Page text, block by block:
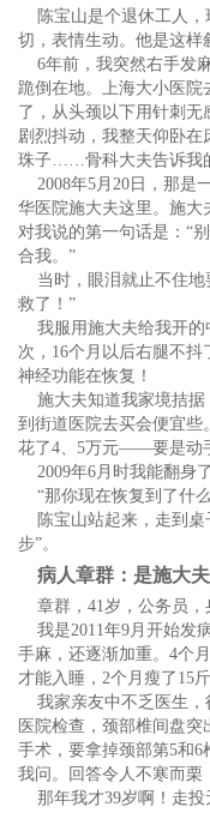
陈宝山是个退休工人，
切，表情生动。他是这样
6年前，我突然右手发
跪倒在地。上海大小医院
了，从头颈以下用针刺
剧烈抖动，我整天仰卧在
珠子……骨科大夫告诉我
2008年5月20日，那是
华医院施大夫这里。施大
对我说的第一句话是：“
合我。”
当时，眼泪就止不住地
救了！”
我服用施大夫给我开的
次，16个月以后右腿不
神经功能在恢复！
施大夫知道我家境拮据
到街道医院去买会便宜些
花了4、5万元——要是动
2009年6月时我能翻身
“那你现在恢复到了什么
陈宝山站起来，走到桌
步”。
病人章群：是施大
章群，41岁，公务员，
我是2011年9月开始发
手麻，还逐渐加重。4个
才能入睡，2个月瘦了15斤
我家亲友中不乏医生，
医院检查，颈部椎间盘
手术，要拿掉颈部第5和6
我问。回答令人不寒而栗
那年我才39岁啊！走投